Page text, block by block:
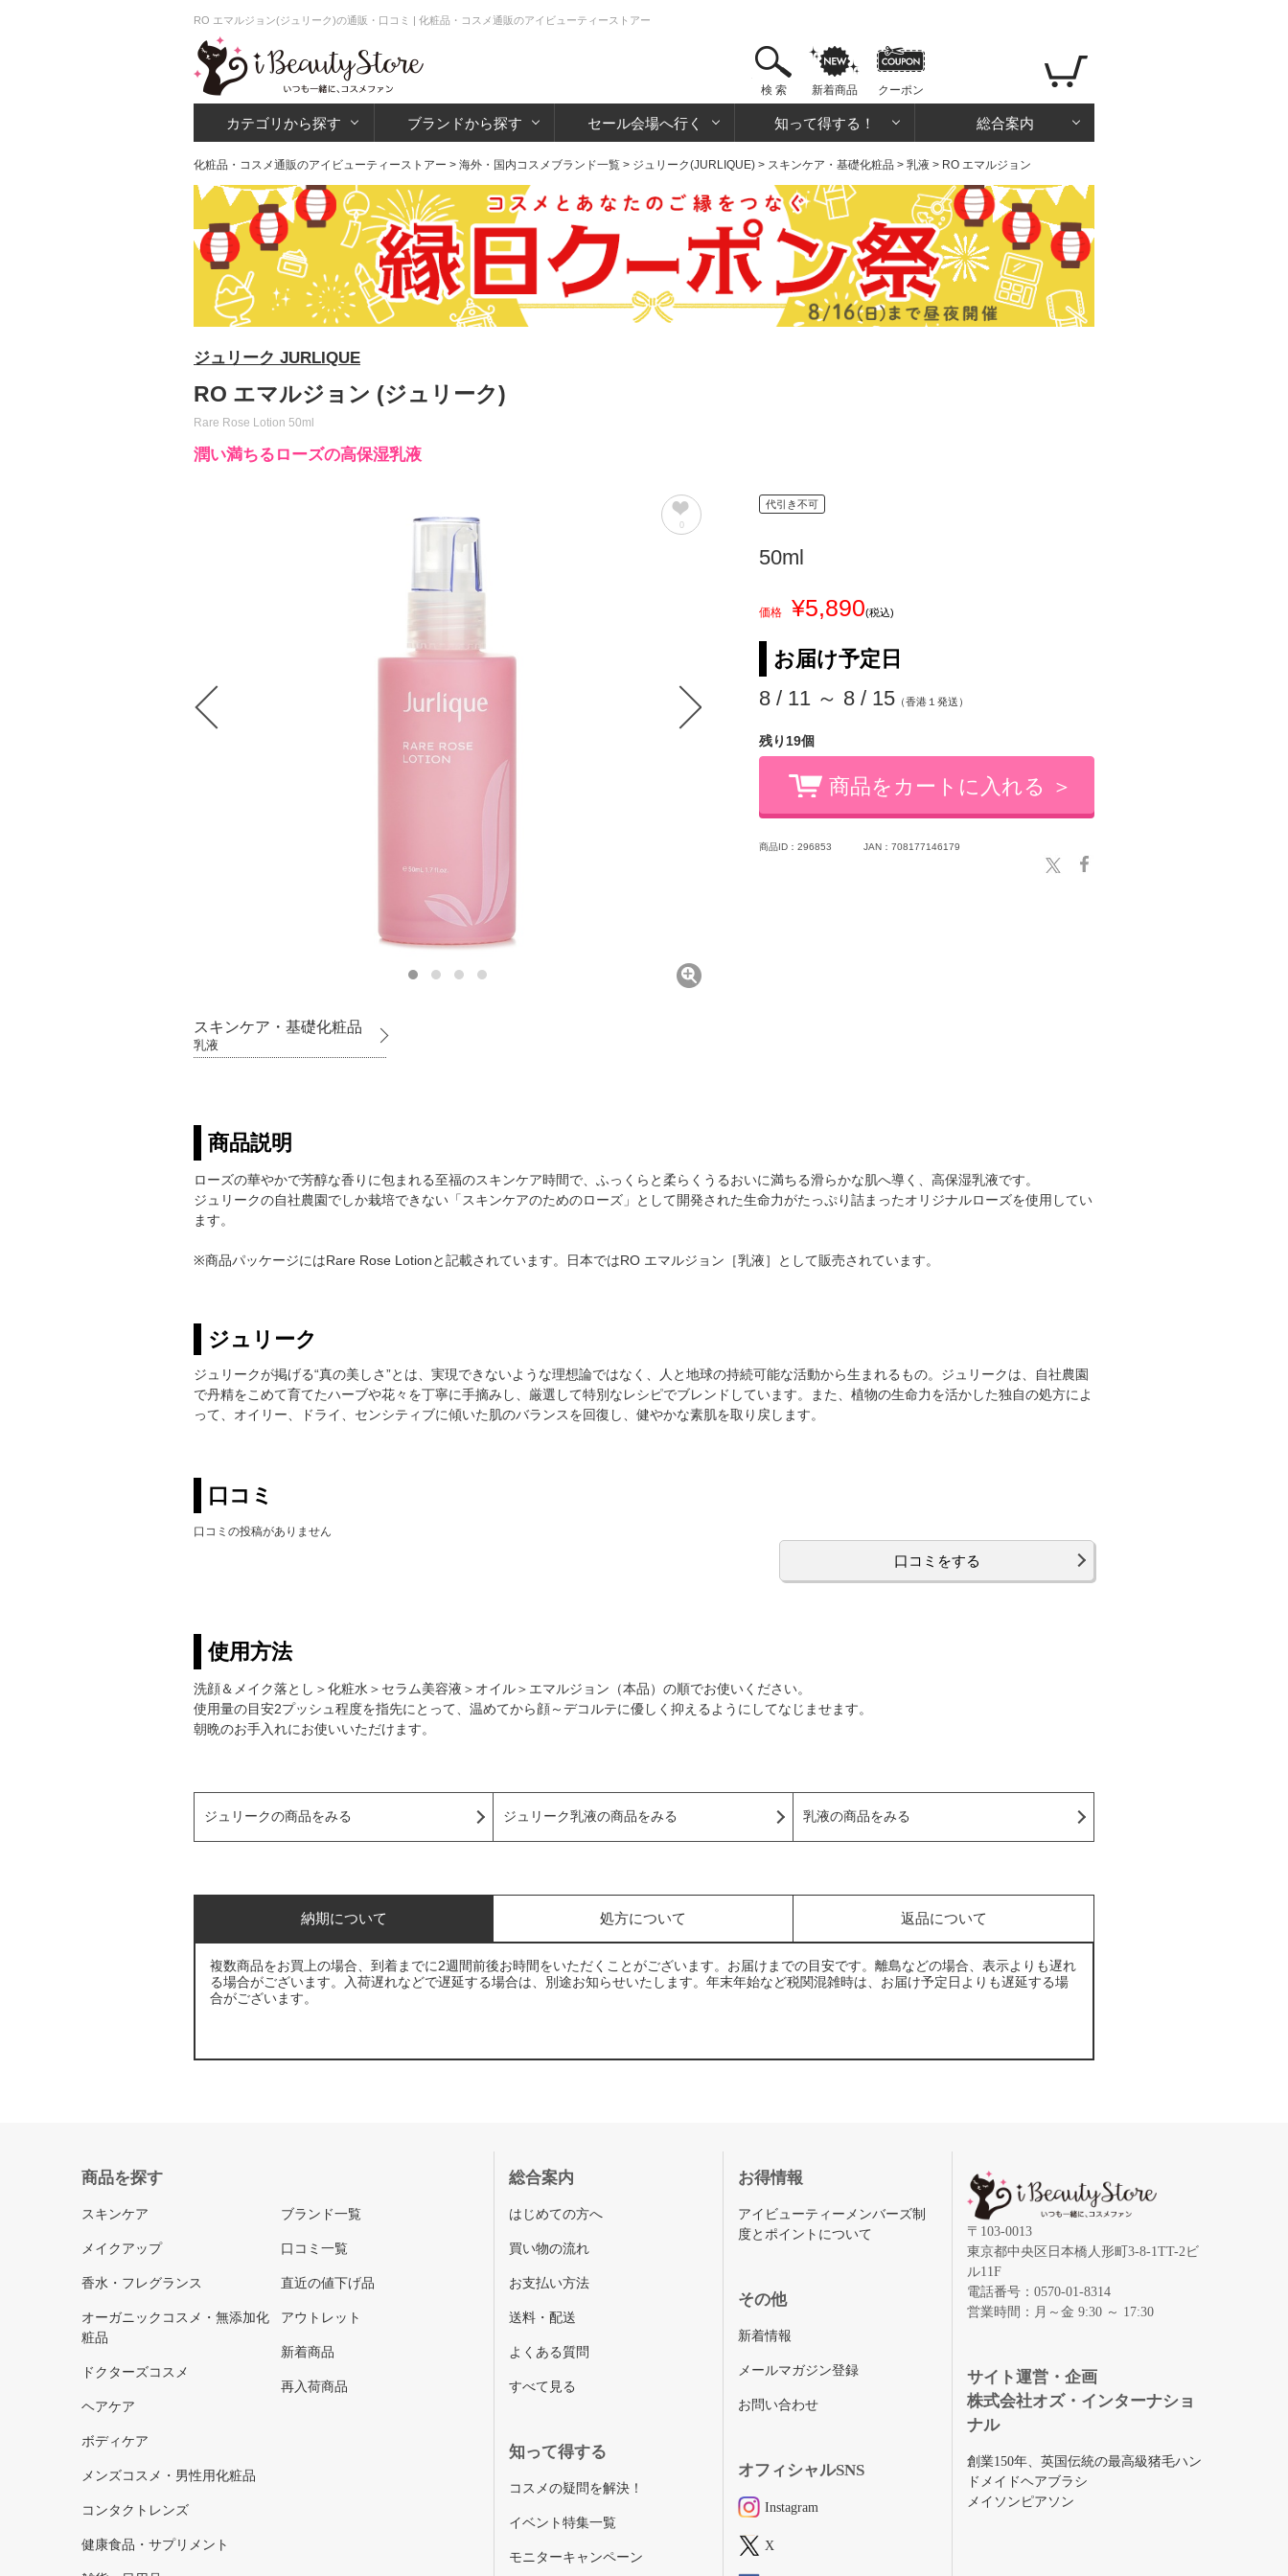
RO エマルジョン(ジュリーク)の通販・口コミ | 化粧品・コスメ通販のアイビューティーストアー
検 索 新着商品 クーポン
カテゴリから探す ブランドから探す セール会場へ行く 知って得する！ 総合案内
化粧品・コスメ通販のアイビューティーストアー > 海外・国内コスメブランド一覧 > ジュリーク(JURLIQUE) > スキンケア・基礎化粧品 > 乳液 > RO エマルジョン
ジュリーク JURLIQUE
RO エマルジョン (ジュリーク)
Rare Rose Lotion 50ml
潤い満ちるローズの高保湿乳液
0
スキンケア・基礎化粧品
乳液
代引き不可
50ml
価格 ¥5,890(税込)
お届け予定日
8 / 11 ～ 8 / 15 （香港１発送）
残り19個
商品をカートに入れる ＞
商品ID：296853 JAN：708177146179
商品説明
ローズの華やかで芳醇な香りに包まれる至福のスキンケア時間で、ふっくらと柔らくうるおいに満ちる滑らかな肌へ導く、高保湿乳液です。
ジュリークの自社農園でしか栽培できない「スキンケアのためのローズ」として開発された生命力がたっぷり詰まったオリジナルローズを使用してい
ます。
※商品パッケージにはRare Rose Lotionと記載されています。日本ではRO エマルジョン［乳液］として販売されています。
ジュリーク
ジュリークが掲げる“真の美しさ”とは、実現できないような理想論ではなく、人と地球の持続可能な活動から生まれるもの。ジュリークは、自社農園
で丹精をこめて育てたハーブや花々を丁寧に手摘みし、厳選して特別なレシピでブレンドしています。また、植物の生命力を活かした独自の処方によ
って、オイリー、ドライ、センシティブに傾いた肌のバランスを回復し、健やかな素肌を取り戻します。
口コミ
口コミの投稿がありません
口コミをする
使用方法
洗顔＆メイク落とし＞化粧水＞セラム美容液＞オイル＞エマルジョン（本品）の順でお使いください。
使用量の目安2プッシュ程度を指先にとって、温めてから顔～デコルテに優しく抑えるようにしてなじませます。
朝晩のお手入れにお使いいただけます。
ジュリークの商品をみる ジュリーク乳液の商品をみる 乳液の商品をみる
納期について 処方について 返品について
複数商品をお買上の場合、到着までに2週間前後お時間をいただくことがございます。お届けまでの目安です。離島などの場合、表示よりも遅れ
る場合がございます。入荷遅れなどで遅延する場合は、別途お知らせいたします。年末年始など税関混雑時は、お届け予定日よりも遅延する場
合がございます。
商品を探す
スキンケア
メイクアップ
香水・フレグランス
オーガニックコスメ・無添加化
粧品
ドクターズコスメ
ヘアケア
ボディケア
メンズコスメ・男性用化粧品
コンタクトレンズ
健康食品・サプリメント
ブランド一覧
口コミ一覧
直近の値下げ品
アウトレット
新着商品
再入荷商品
総合案内
はじめての方へ
買い物の流れ
お支払い方法
送料・配送
よくある質問
すべて見る
知って得する
コスメの疑問を解決！
イベント特集一覧
モニターキャンペーン
お得情報
アイビューティーメンバーズ制
度とポイントについて
その他
新着情報
メールマガジン登録
お問い合わせ
オフィシャルSNS
Instagram
X
〒103-0013
東京都中央区日本橋人形町3-8-1TT-2ビ
ル11F
電話番号：0570-01-8314
営業時間：月～金 9:30 ～ 17:30
サイト運営・企画
株式会社オズ・インターナショ
ナル
創業150年、英国伝統の最高級猪毛ハン
ドメイドヘアブラシ
メイソンピアソン